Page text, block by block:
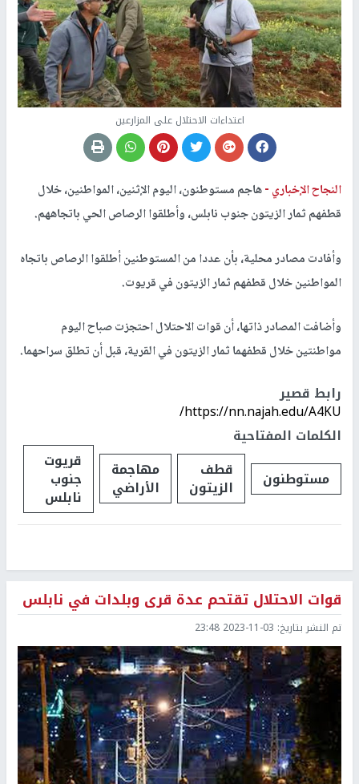
اعتداءات الاحتلال على المزارعين
النجاح الإخباري -هاجم مستوطنون، اليوم الإثنين، المواطنين، خلال
قطفهم ثمار الزيتون جنوب نابلس، وأطلقوا الرصاص الحي باتجاههم.
وأفادت مصادر محلية، بأن عددا من المستوطنين أطلقوا الرصاص باتجاه
المواطنين خلال قطفهم ثمار الزيتون في قريوت.
وأضافت المصادر ذاتها، أن قوات الاحتلال احتجزت صباح اليوم
مواطنتين خلال قطفهما ثمار الزيتون في القرية، قبل أن تطلق سراحهما.
رابط قصير
https://nn.najah.edu/A4KU/
الكلمات المفتاحية
مستوطنون
قطف
الزيتون
مهاجمة
الأراضي
قريوت
جنوب
نابلس
قوات الاحتلال تقتحم عدة قرى وبلدات في نابلس
تم النشر بتاريخ: 2023-11-03 23:48